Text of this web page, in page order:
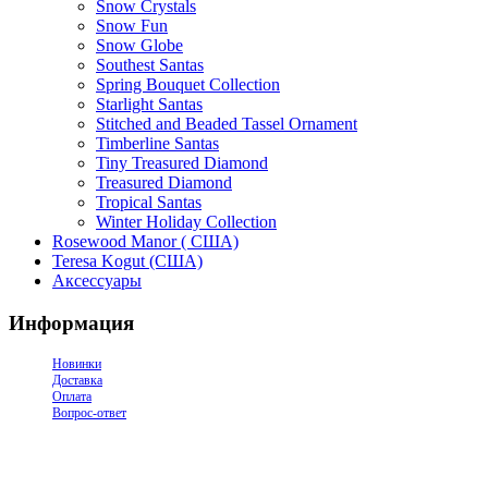
Snow Crystals
Snow Fun
Snow Globe
Southest Santas
Spring Bouquet Collection
Starlight Santas
Stitched and Beaded Tassel Ornament
Timberline Santas
Tiny Treasured Diamond
Treasured Diamond
Tropical Santas
Winter Holiday Collection
Rosewood Manor ( США)
Teresa Kogut (США)
Аксессуары
Информация
Новинки
Доставка
Оплата
Вопрос-ответ